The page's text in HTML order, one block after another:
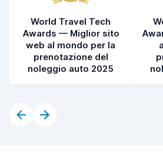
World Travel Tech
Awards — Miglior sito
web al mondo per la
prenotazione del
noleggio auto 2025